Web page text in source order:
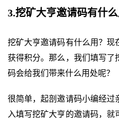
3.挖矿大亨邀请码有什么
挖矿大亨邀请码有什么用？现
获得积分。那么，我们填写了
码会给我们带来什么用处呢？
很简单，起剖邀请码小编经过
入填写挖矿大亨的邀请码，